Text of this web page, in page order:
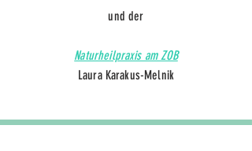
undder
Naturheilpraxis am ZOB
Laura Karakus-Melnik